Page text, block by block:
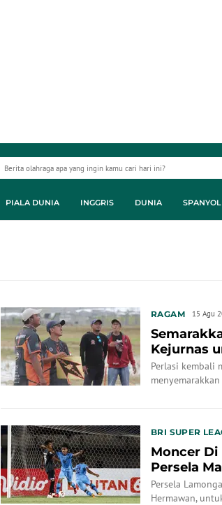
PIALA DUNIA INGGRIS DUNIA SPANYOL
RAGAM 15 Agu
Kejurnas
Menpora
Perlasi kembali
BRI SUPER
Moncer Di
Persela
Liga 1
Persela
Hermawan,